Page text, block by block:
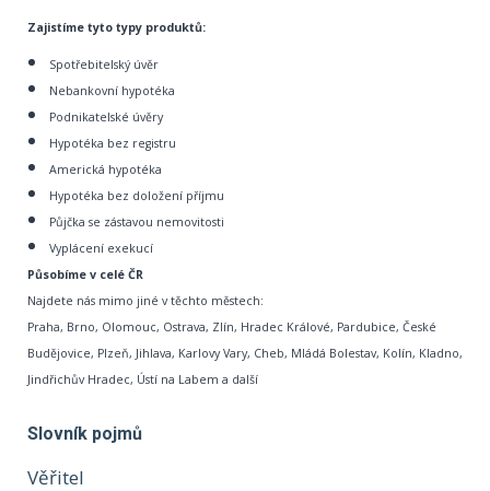
Zajistíme tyto typy produktů:
Spotřebitelský úvěr
Nebankovní hypotéka
Podnikatelské úvěry
Hypotéka bez registru
Americká hypotéka
Hypotéka bez doložení příjmu
Půjčka se zástavou nemovitosti
Vyplácení exekucí
Působíme v celé ČR
Najdete nás mimo jiné v těchto městech:
Praha, Brno, Olomouc, Ostrava, Zlín, Hradec Králové, Pardubice, České
Budějovice, Plzeň, Jihlava, Karlovy Vary, Cheb, Mládá Bolestav, Kolín, Kladno,
Jindřichův Hradec, Ústí na Labem a další
Slovník pojmů
Věřitel